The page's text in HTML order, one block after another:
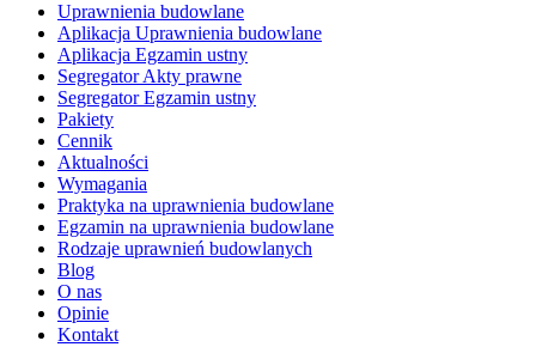
Uprawnienia budowlane
Aplikacja Uprawnienia budowlane
Aplikacja Egzamin ustny
Segregator Akty prawne
Segregator Egzamin ustny
Pakiety
Cennik
Aktualności
Wymagania
Praktyka na uprawnienia budowlane
Egzamin na uprawnienia budowlane
Rodzaje uprawnień budowlanych
Blog
O nas
Opinie
Kontakt